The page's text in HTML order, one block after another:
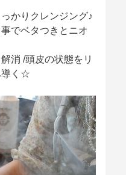
かりクレンジング♪
でベタつきとニオ
消 /頭皮の状態をリ
導く☆